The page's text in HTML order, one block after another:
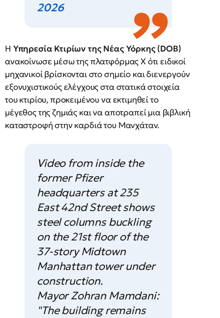
2026
Η Υπηρεσία Κτιρίων της Νέας Υόρκης (DOB)
ανακοίνωσε μέσω της πλατφόρμας Χ ότι ειδικοί
μηχανικοί βρίσκονται στο σημείο και διενεργούν
εξονυχιστικούς ελέγχους στα στατικά στοιχεία
του κτιρίου, προκειμένου να εκτιμηθεί το
μέγεθος της ζημιάς και να αποτραπεί μια βιβλική
καταστροφή στην καρδιά του Μανχάταν.
Video from inside the
former Pfizer
headquarters at 235
East 42nd Street shows
steel columns buckling
on the 21st floor of the
37-story Midtown
Manhattan tower under
construction.
Mayor Zohran Mamdani:
"The building remains